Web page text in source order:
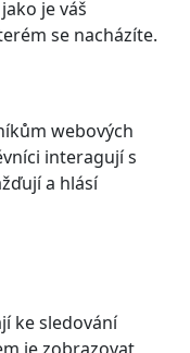
je váš
se nacházíte.
webových
interagují s
a hlásí
ke sledování